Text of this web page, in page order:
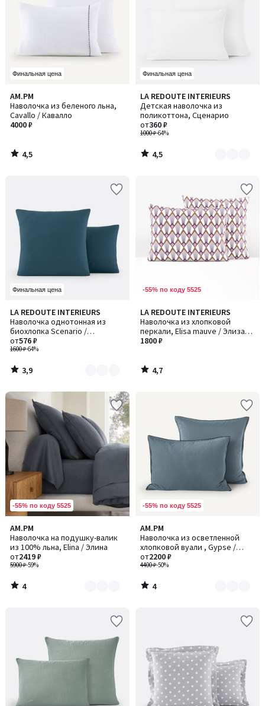
Финальная цена
AM.PM
Наволочка из беленого льна,
Cavallo / Кавалло
4000 ₽
4,5
/ 5
4,5
/
Финальная цена
LA REDOUTE INTERIEURS
Детская наволочка из
поликоттона, Сценарио
1000 ₽-64%
от360 ₽
4,5
/ 5
Количество
цветов:
5
4,5
/
Финальная цена
LA REDOUTE INTERIEURS
Наволочка однотонная из
биохлопка Scenario /
Сценарио
1600 ₽-64%
от576 ₽
3,9
/ 5
Количество
цветов:
2
3,9
/
-55% по коду 5525
LA REDOUTE INTERIEURS
Наволочка из хлопковой
перкали, Elisa mauve / Элиза
мов
1800 ₽
4,7
/ 5
4,7
/
-55% по коду 5525
AM.PM
Наволочка на подушку-валик
из 100% льна, Elina / Элина
5900 ₽-59%
от2419 ₽
4
/
5
Количество
цветов:
3
4
/
-55% по коду 5525
AM.PM
Наволочка из осветленной
хлопковой вуали , Gypse /
Джипс
4400 ₽-50%
от2200 ₽
4
/
5
Количество
цветов:
3
4
/